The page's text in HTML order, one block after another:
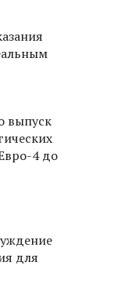
выпуск
4 до
для